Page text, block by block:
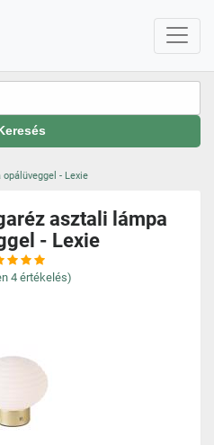
Keresés
- Lexie
asztali lámpa
- Lexie
4 értékelés)